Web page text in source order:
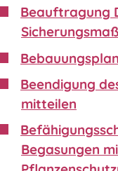
Beauftragung
Beendigung
mitteilen
Begasungen